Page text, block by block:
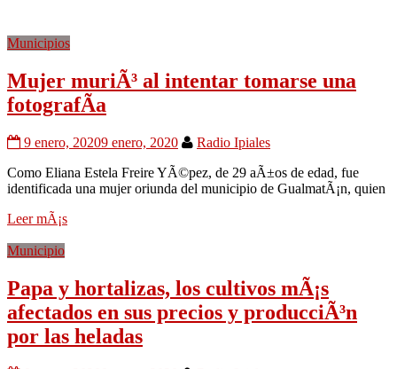
Municipios
Mujer muriÃ³ al intentar tomarse una
fotografÃ­a
9 enero, 20209 enero, 2020
Radio Ipiales
Como Eliana Estela Freire YÃ©pez, de 29 aÃ±os de edad, fue
identificada una mujer oriunda del municipio de GualmatÃ¡n, quien
Leer mÃ¡s
Municipio
Papa y hortalizas, los cultivos mÃ¡s
afectados en sus precios y producciÃ³n
por las heladas